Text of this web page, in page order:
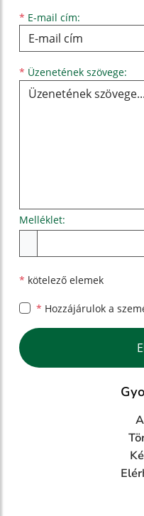
* E-mail cím:
* Üzenetének szövege:
Melléklet:
* kötelező elemek
* Hozzájárulok a
Google reCaptcha